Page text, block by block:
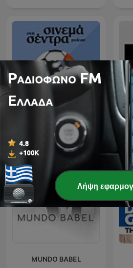
Σινεμά στη Σέντρα
MUNDO BABEL
Λήψη